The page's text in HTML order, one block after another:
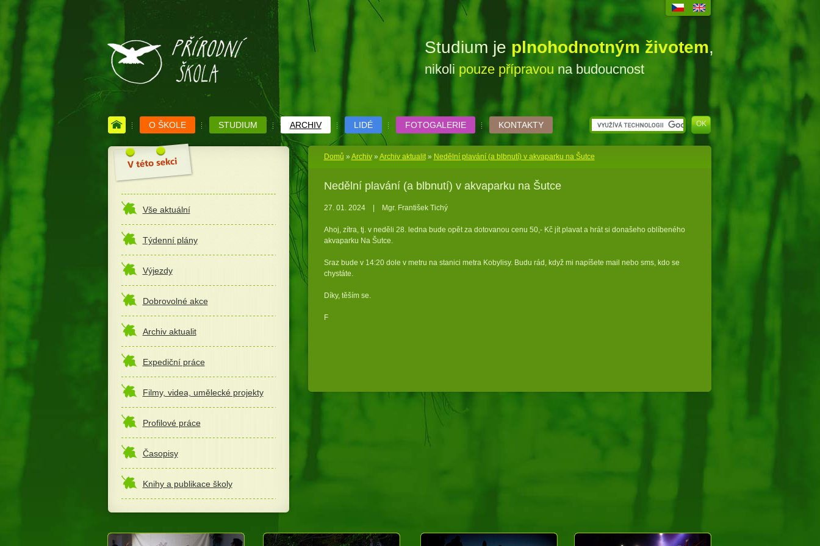
Studium je plnohodnotným životem,
nikoli pouze přípravou na budoucnost
O ŠKOLE STUDIUM ARCHIV LIDÉ FOTOGALERIE KONTAKTY
Vše aktuální
Týdenní plány
Výjezdy
Dobrovolné akce
Archiv aktualit
Expediční práce
Filmy, videa, umělecké projekty
Profilové práce
Časopisy
Knihy a publikace školy
Domů » Archiv» Archiv aktualit» Nedělní plavání (a blbnutí) v akvaparku na Šutce
Nedělní plavání (a blbnutí) v akvaparku na Šutce
27. 01. 2024 Mgr. František Tichý
Ahoj, zítra, tj. v neděli 28. ledna bude opět za dotovanou cenu 50,- Kč jít plavat a hrát si donašeho oblíbeného
akvaparku Na Šutce.
Sraz bude v 14:20 dole v metru na stanici metra Kobylisy. Budu rád, když mi napíšete mail nebo sms, kdo se
chystáte.
Díky, těším se.
F